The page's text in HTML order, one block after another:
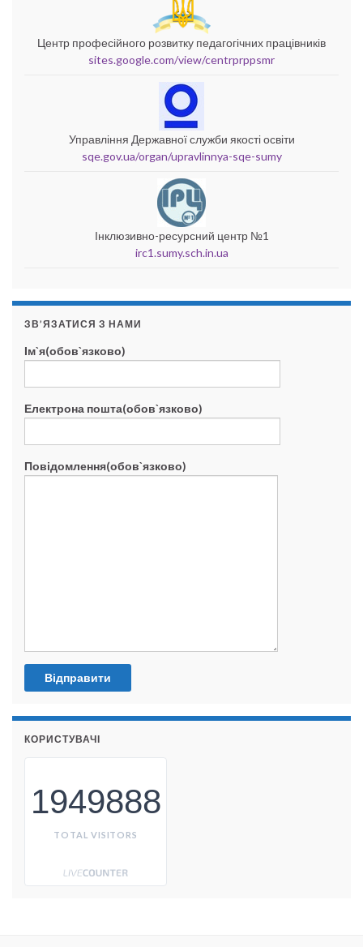
Центр професійного розвитку педагогічних працівників
sites.google.com/view/centrprppsmr
Управління Державної служби якості освіти
sqe.gov.ua/organ/upravlinnya-sqe-sumy
Інклюзивно-ресурсний центр №1
irc1.sumy.sch.in.ua
ЗВ’ЯЗАТИСЯ З НАМИ
Ім`я(обов`язково)
Електрона пошта(обов`язково)
Повідомлення(обов`язково)
КОРИСТУВАЧІ
1949888
TOTAL VISITORS